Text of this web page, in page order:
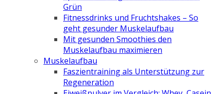
Grün
Fitnessdrinks und Fruchtshakes – So
geht gesunder Muskelaufbau
Mit gesunden Smoothies den
Muskelaufbau maximieren
Muskelaufbau
Faszientraining als Unterstützung zur
Regeneration